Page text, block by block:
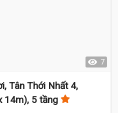
7
Tân Thới Nhất 4,
14m), 5 tầng